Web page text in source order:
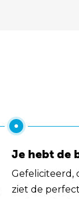
Je hebt de
Gefeliciteerd,
ziet de